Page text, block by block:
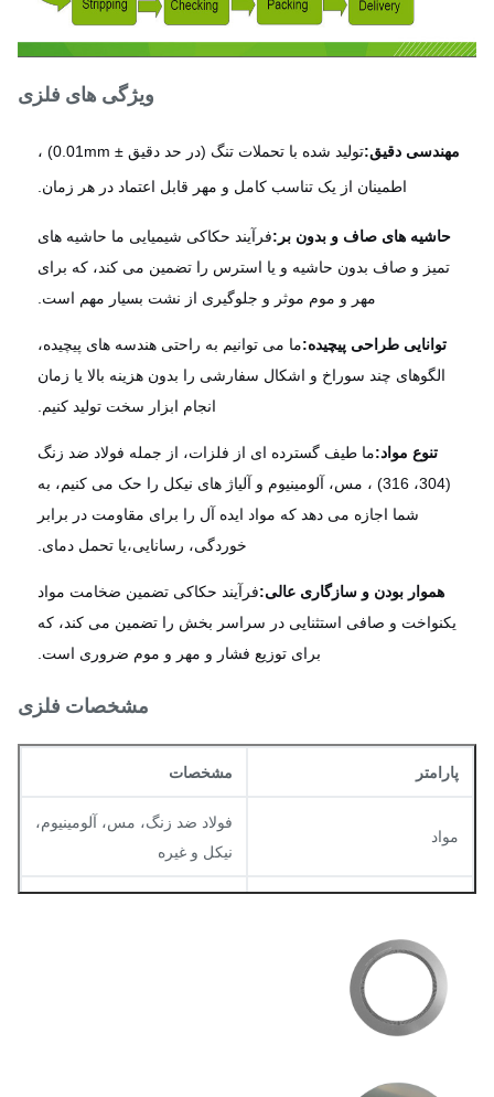
ویژگی های فلزی
مهندسی دقیق:
تولید شده با تحملات تنگ (در حد دقیق ± 0.01mm) ،
اطمینان از یک تناسب کامل و مهر قابل اعتماد در هر زمان.
حاشیه های صاف و بدون بر:فرآیند حکاکی شیمیایی ما حاشیه های
تمیز و صاف بدون حاشیه و یا استرس را تضمین می کند، که برای
مهر و موم موثر و جلوگیری از نشت بسیار مهم است.
توانایی طراحی پیچیده:ما می توانیم به راحتی هندسه های پیچیده،
الگوهای چند سوراخ و اشکال سفارشی را بدون هزینه بالا یا زمان
انجام ابزار سخت تولید کنیم.
تنوع مواد: ما طیف گسترده ای از فلزات، از جمله فولاد ضد زنگ
(304، 316) ، مس، آلومینیوم و آلیاژ های نیکل را حک می کنیم، به
شما اجازه می دهد که مواد ایده آل را برای مقاومت در برابر
خوردگی، رسانایی،یا تحمل دمای.
هموار بودن و سازگاری عالی:فرآیند حکاکی تضمین ضخامت مواد
یکنواخت و صافی استثنایی در سراسر بخش را تضمین می کند، که
برای توزیع فشار و مهر و موم ضروری است.
مشخصات فلزی
پارامتر مشخصات
فولاد ضد زنگ، مس، آلومینیوم،
نیکل و غیره
پوشش سطح